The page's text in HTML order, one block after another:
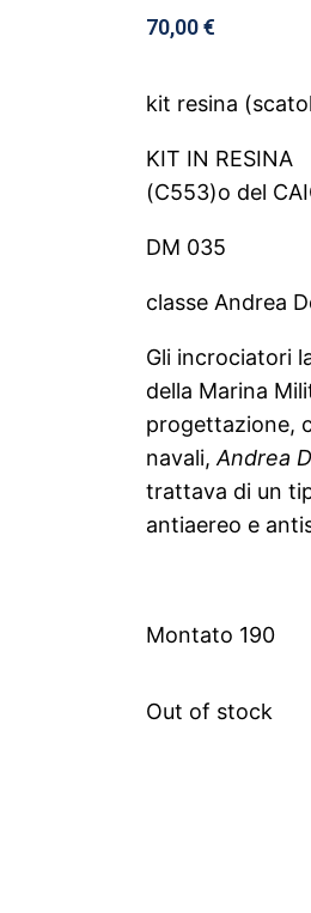
70,00€
kit resina
KIT IN RESINA
(C553)o del
DM 035
classe Andrea
Gli incrociatori
della Marina
progettazione,
navali, Andrea
trattava di un
antiaereo e
Montato 190
Out of stock